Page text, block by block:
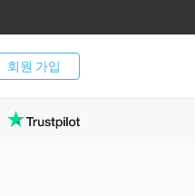
회원 가입